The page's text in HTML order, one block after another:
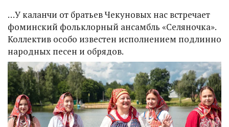
…У каланчи от братьев Чекуновых нас встречает
фоминский фольклорный ансамбль «Селяночка».
Коллектив особо известен исполнением подлинно
народных песен и обрядов.